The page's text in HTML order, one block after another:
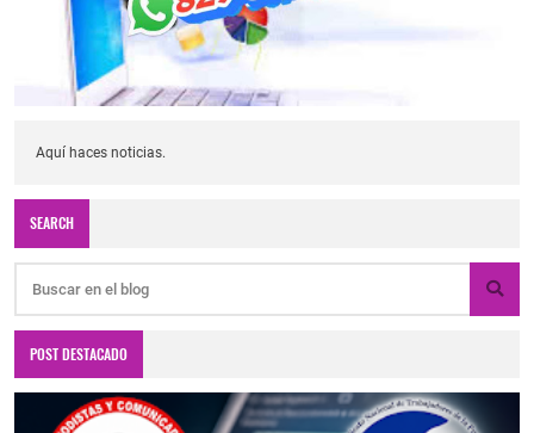
Aquí haces noticias.
SEARCH
POST DESTACADO